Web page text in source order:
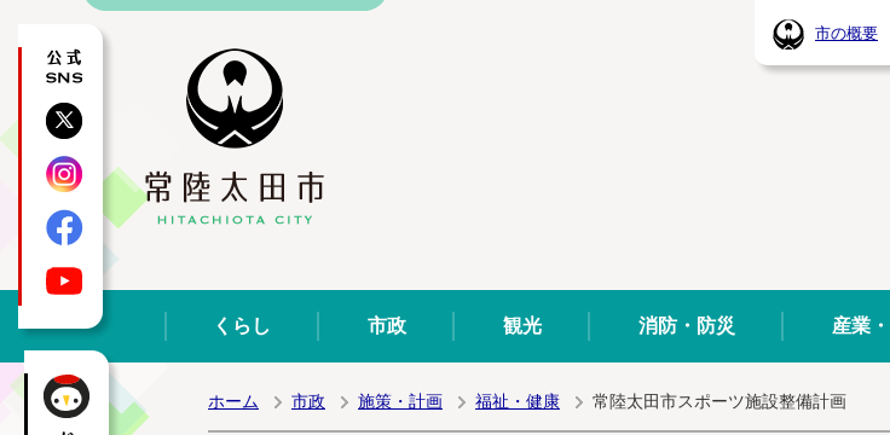
常陸太田市ホームペー
市の概要
公式SNS
X
Instagram
Facebook
YouTube くらし 市政 観光 消防・防災 産業
ホーム 市政 施策・計画 福祉・健康 常陸太田市スポーツ施設整備計画